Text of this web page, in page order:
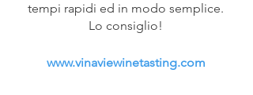
tempi rapidi ed in modo semplice.
Lo consiglio!
www.vinaviewinetasting.com